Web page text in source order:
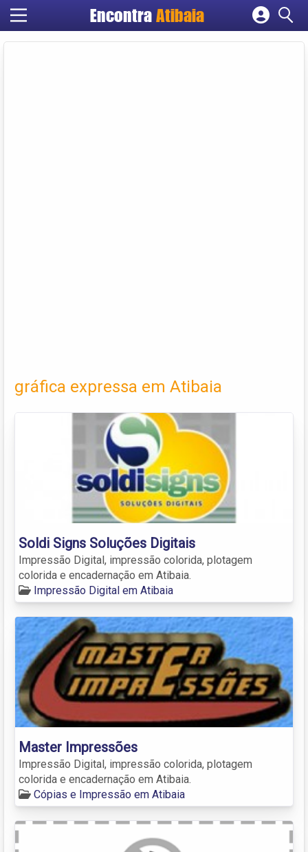
Encontra Atibaia
Cadastrar empresa
gráfica expressa em Atibaia
Soldi Signs Soluções Digitais
Impressão Digital, impressão colorida, plotagem
colorida e encadernação em Atibaia.
Impressão Digital em Atibaia
Master Impressões
Impressão Digital, impressão colorida, plotagem
colorida e encadernação em Atibaia.
Cópias e Impressão em Atibaia